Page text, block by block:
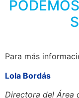
Para más
Lola Bordás
Directora del Área